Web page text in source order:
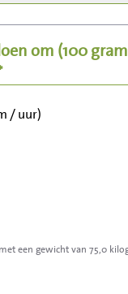
om (100
/ uur)
een gewicht van 75,0